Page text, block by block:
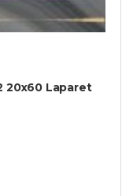
20х60 Laparet